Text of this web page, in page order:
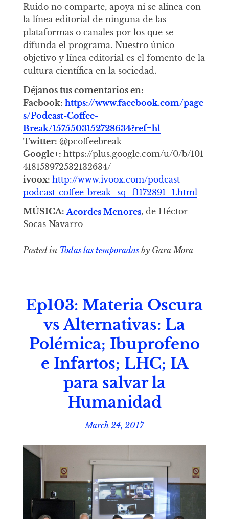
Ruido no comparte, apoya ni se alinea con
la línea editorial de ninguna de las
plataformas o canales por los que se
difunda el programa. Nuestro único
objetivo y línea editorial es el fomento de la
cultura científica en la sociedad.
Déjanos tus comentarios en:
Facbook: https://www.facebook.com/page
s/Podcast-Coffee-
Break/1575503152728634?ref=hl
Twitter: @pcoffeebreak
Google+: https://plus.google.com/u/0/b/101
418158972532132634/
ivoox: http://www.ivoox.com/podcast-
podcast-coffee-break_sq_f1172891_1.html
MÚSICA: Acordes Menores, de Héctor
Socas Navarro
Posted in Todas las temporadasby Gara Mora
Ep103: Materia Oscura
vs Alternativas: La
Polémica; Ibuprofeno
e Infartos; LHC; IA
para salvar la
Humanidad
March 24, 2017